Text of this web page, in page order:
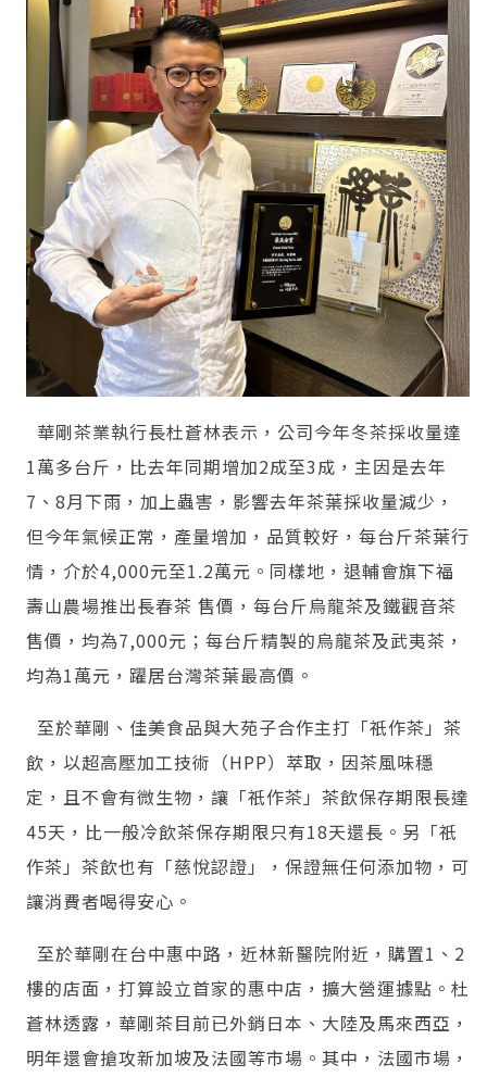
華剛茶業執行長杜蒼林表示，公司今年冬茶採收量達
1萬多台斤，比去年同期增加2成至3成，主因是去年
7、8月下雨，加上蟲害，影響去年茶葉採收量減少，
但今年氣候正常，產量增加，品質較好，每台斤茶葉行
情，介於4,000元至1.2萬元。同樣地，退輔會旗下福
壽山農場推出長春茶 售價，每台斤烏龍茶及鐵觀音茶
售價，均為7,000元；每台斤精製的烏龍茶及武夷茶，
均為1萬元，躍居台灣茶葉最高價。
至於華剛、佳美食品與大苑子合作主打「祇作茶」茶
飲，以超高壓加工技術（HPP）萃取，因茶風味穩
定，且不會有微生物，讓「祇作茶」茶飲保存期限長達
45天，比一般冷飲茶保存期限只有18天還長。另「祇
作茶」茶飲也有「慈悅認證」，保證無任何添加物，可
讓消費者喝得安心。
至於華剛在台中惠中路，近林新醫院附近，購置1、2
樓的店面，打算設立首家的惠中店，擴大營運據點。杜
蒼林透露，華剛茶目前已外銷日本、大陸及馬來西亞，
明年還會搶攻新加坡及法國等市場。其中，法國市場，